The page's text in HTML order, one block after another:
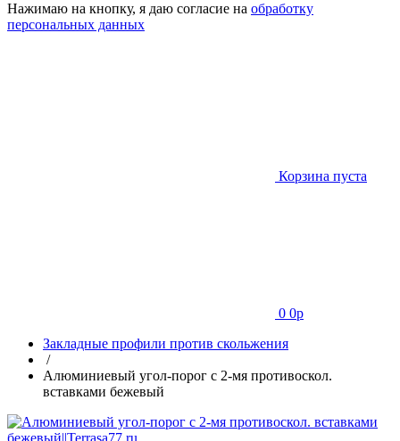
Нажимаю на кнопку, я даю согласие на обработку
персональных данных
Корзина пуста
0 0p
Закладные профили против скольжения
/
Алюминиевый угол-порог с 2-мя противоскол.
вставками бежевый